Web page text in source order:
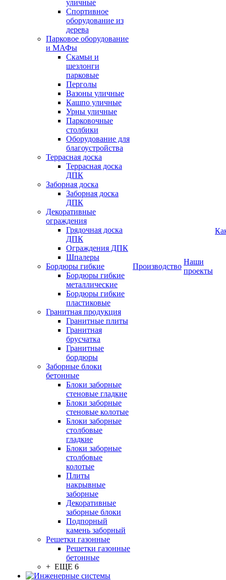
уличные
Спортивное
оборудование из
дерева
Парковое оборудование
и МАФы
Скамьи и
шезлонги
парковые
Перголы
Вазоны уличные
Кашпо уличные
Урны уличные
Парковочные
столбики
Оборудование для
благоустройства
Террасная доска
Террасная доска
ДПК
Заборная доска
Заборная доска
ДПК
Декоративные
ограждения
Грядочная доска
ДПК
Ограждения ДПК
Шпалеры
Бордюры гибкие
Бордюры гибкие
металлические
Бордюры гибкие
пластиковые
Гранитная продукция
Гранитные плиты
Гранитная
брусчатка
Гранитные
бордюры
Заборные блоки
бетонные
Блоки заборные
стеновые гладкие
Блоки заборные
стеновые колотые
Блоки заборные
столбовые
гладкие
Блоки заборные
столбовые
колотые
Плиты
накрывные
заборные
Декоративные
заборные блоки
Подпорный
камень заборный
Решетки газонные
Решетки газонные
бетонные
+ ЕЩЕ 6
Производство
Наши
проекты